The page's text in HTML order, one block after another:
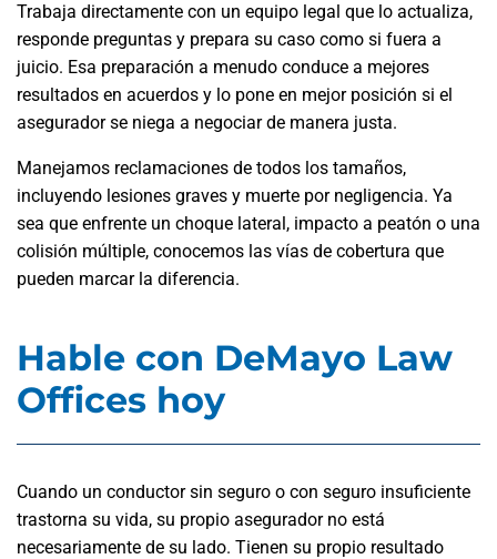
Trabaja directamente con un equipo legal que lo actualiza,
responde preguntas y prepara su caso como si fuera a
juicio. Esa preparación a menudo conduce a mejores
resultados en acuerdos y lo pone en mejor posición si el
asegurador se niega a negociar de manera justa.
Manejamos reclamaciones de todos los tamaños,
incluyendo lesiones graves y muerte por negligencia. Ya
sea que enfrente un choque lateral, impacto a peatón o una
colisión múltiple, conocemos las vías de cobertura que
pueden marcar la diferencia.
Hable con DeMayo Law
Offices hoy
Cuando un conductor sin seguro o con seguro insuficiente
trastorna su vida, su propio asegurador no está
necesariamente de su lado. Tienen su propio resultado